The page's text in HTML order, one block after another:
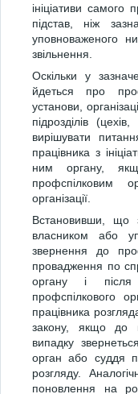
ініціативи самого
підстав, ніж
уповноваженого
звільнення.
Оскільки у
йдеться про
установи,
підрозділів
вирішувати
працівника з
ним органу,
профспілковим
організації.
Встановивши, що
власником або
звернення до
провадження по
органу і
профспілкового
працівника
закону, якщо до
випадку
орган або суддя
розгляду.
поновлення на